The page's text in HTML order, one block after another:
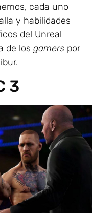
cada uno
y habilidades
del Unreal
de los gamers por
3